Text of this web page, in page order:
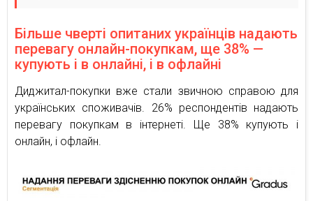
Більше чверті опитаних українців надають
перевагу онлайн-покупкам, ще 38% —
купують і в онлайні, і в офлайні
Диджитал-покупки вже стали звичною справою для
українських споживачів. 26% респондентів надають
перевагу покупкам в інтернеті. Ще 38% купують і
онлайн, і офлайн.